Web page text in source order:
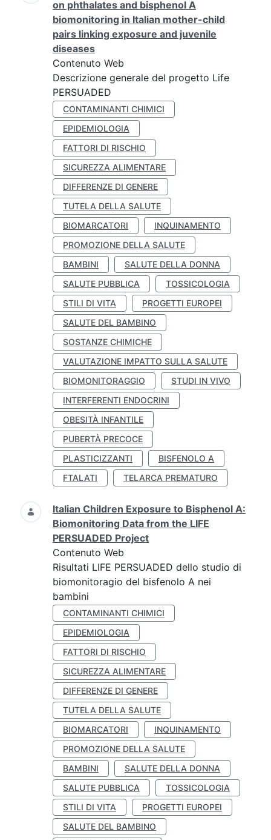
on phthalates and bisphenol A
biomonitoring in Italian mother-child
pairs linking exposure and juvenile
diseases
Contenuto Web
Descrizione generale del progetto Life
PERSUADED
CONTAMINANTI CHIMICI
EPIDEMIOLOGIA
FATTORI DI RISCHIO
SICUREZZA ALIMENTARE
DIFFERENZE DI GENERE
TUTELA DELLA SALUTE
BIOMARCATORI
INQUINAMENTO
PROMOZIONE DELLA SALUTE
BAMBINI
SALUTE DELLA DONNA
SALUTE PUBBLICA
TOSSICOLOGIA
STILI DI VITA
PROGETTI EUROPEI
SALUTE DEL BAMBINO
SOSTANZE CHIMICHE
VALUTAZIONE IMPATTO SULLA SALUTE
BIOMONITORAGGIO
STUDI IN VIVO
INTERFERENTI ENDOCRINI
OBESITÀ INFANTILE
PUBERTÀ PRECOCE
PLASTICIZZANTI
BISFENOLO A
FTALATI
TELARCA PREMATURO
Italian Children Exposure to Bisphenol A:
Biomonitoring Data from the LIFE
PERSUADED Project
Contenuto Web
Risultati LIFE PERSUADED dello studio di
biomonitoragio del bisfenolo A nei
bambini
CONTAMINANTI CHIMICI
EPIDEMIOLOGIA
FATTORI DI RISCHIO
SICUREZZA ALIMENTARE
DIFFERENZE DI GENERE
TUTELA DELLA SALUTE
BIOMARCATORI
INQUINAMENTO
PROMOZIONE DELLA SALUTE
BAMBINI
SALUTE DELLA DONNA
SALUTE PUBBLICA
TOSSICOLOGIA
STILI DI VITA
PROGETTI EUROPEI
SALUTE DEL BAMBINO